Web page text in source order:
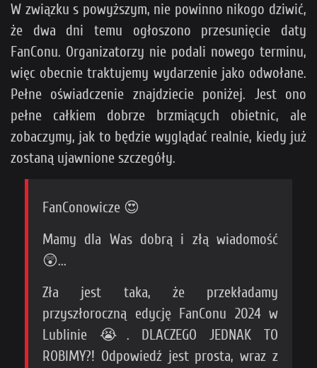
W związku s powyższym, nie powinno nikogo dziwić,
że dwa dni temu ogłoszono przesunięcie daty
FanConu. Organizatorzy nie podali nowego terminu,
więc obecnie traktujemy wydarzenie jako odwołane.
Pełne oświadczenie znajdziecie poniżej. Jest ono
pełne całkiem dobrze brzmiących obietnic, ale
zobaczymy, jak to będzie wyglądać realnie, kiedy już
zostaną ujawnione szczegóły.
FanConowicze 😍
Mamy dla Was dobrą i złą wiadomość
😲...
Zła jest taka, że przekładamy
przyszłoroczną edycję FanConu 2024 w
Lublinie 😭. DLACZEGO JEDNAK TO
ROBIMY?! Odpowiedź jest prosta, wraz z